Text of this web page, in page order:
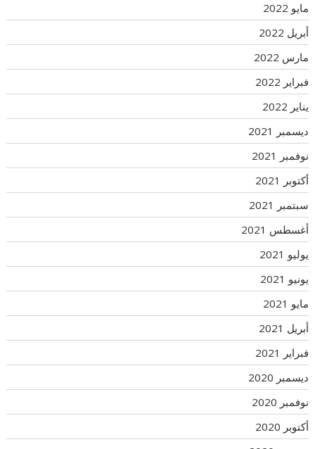
مايو 2022
أبريل 2022
مارس 2022
فبراير 2022
يناير 2022
ديسمبر 2021
نوفمبر 2021
أكتوبر 2021
سبتمبر 2021
أغسطس 2021
يوليو 2021
يونيو 2021
مايو 2021
أبريل 2021
فبراير 2021
ديسمبر 2020
نوفمبر 2020
أكتوبر 2020